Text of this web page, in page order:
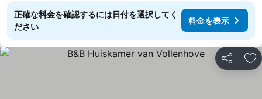
正確な料金を確認するには日付を選択してく
ださい
料金を表示
シェア お